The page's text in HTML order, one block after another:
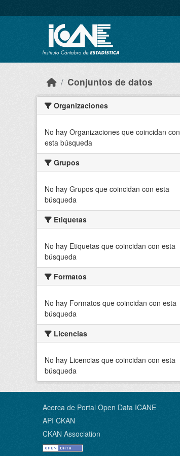
Conjuntos de datos
Organizaciones
No hay Organizaciones que coincidan con
esta búsqueda
Grupos
No hay Grupos que coincidan con esta
búsqueda
Etiquetas
No hay Etiquetas que coincidan con esta
búsqueda
Formatos
No hay Formatos que coincidan con esta
búsqueda
Licencias
No hay Licencias que coincidan con esta
búsqueda
Acerca de Portal Open Data ICANE
API CKAN
CKAN Association